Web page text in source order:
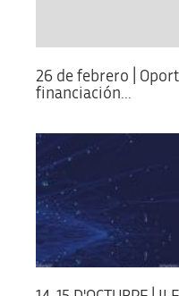
26 de febrero |
financiación...